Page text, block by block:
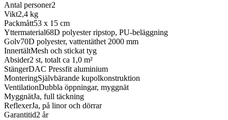
Antal personer2
Vikt2,4 kg
Packmått53 x 15 cm
Yttermaterial68D polyester ripstop, PU-beläggning
Golv70D polyester, vattentäthet 2000 mm
InnertältMesh och stickat tyg
Absider2 st, totalt ca 1,0 m²
StängerDAC Pressfit aluminium
MonteringSjälvbärande kupolkonstruktion
VentilationDubbla öppningar, myggnät
MyggnätJa, full täckning
ReflexerJa, på linor och dörrar
Garantitid2 år